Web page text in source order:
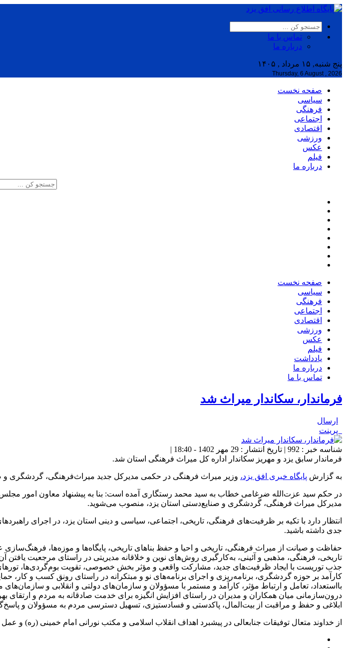
تماس با ما
درباره ما
پنج شنبه, ۱۵ مرداد , ۱۴۰۵
Thursday, 6 August , 2026
صفحه نخست
سیاسی
فرهنگی
اجتماعی
اقتصادی
ورزشی
عکس
فیلم
درباره ما
صفحه نخست
سیاسی
فرهنگی
اجتماعی
اقتصادی
ورزشی
عکس
فیلم
یادداشت
درباره ما
تماس با ما
فرماندار، سکاندار میراث شد
ارسال
پرینت
شناسه خبر : 992 | تاریخ انتشار : 29 مهر 1402 - 18:40 |
فرماندار سابق یزد و مهریز سکاندار اداره کل میراث فرهنگی استان شد.
به گزارش پایگاه خبری افق یزد، وزیر میراث‌ فرهنگی در حکمی مدیرکل جدید میراث‌فرهنگی، گردشگری و
در حکم سید عزت‌الله ضرغامی خطاب به سید محمد رستگاری آمده است: بنا به پیشنهاد معاون امور
مدیرکل میراث فرهنگی، گردشگری و صنایع‌دستی استان یزد، منصوب می‌شوید.
انتظار دارد با تکیه‌ بر ظرفیت‌های فرهنگی، تاریخی، اجتماعی، سیاسی و دینی استان یزد، در اجرای
جدی داشته باشید.
حفاظت و صیانت از میراث فرهنگی، تاریخی و احیا و حفظ بناهای تاریخی، پایگاه‌ها و موزه‌ها،
تاریخی، فرهنگی، مذهبی و آئینی، به‌کارگیری روش‌های نوین و خلاقانه مدیریتی در راستای مرجعیت
جذب توریست با ایجاد ظرفیت‌های جدید، مشارکت واقعی و مؤثر بخش خصوصی، تقویت بوم‌گردی‌ها،
کارآمد بر حوزه گردشگری، برنامه‌ریزی و اجرای برنامه‌های نو و مبتکرانه در راستای رونق کسب و کار،
بااستعداد، تعامل و ارتباط مؤثر، کارآمد و مستمر با مسؤولان و سازمان‌های دولتی و انقلابی و
درون‌سازمانی میان همکاران و مدیران در راستای افزایش انگیزه برای خدمت صادقانه به مردم و
ابلاغی و حفظ و مراقبت از بیت‌المال، پاکدستی و فسادستیزی، تسهیل دسترسی مردم به مسؤولان و
از خداوند متعال توفیقات جنابعالی در پیشبرد اهداف انقلاب اسلامی و مکتب نورانی امام خمینی (ره) و